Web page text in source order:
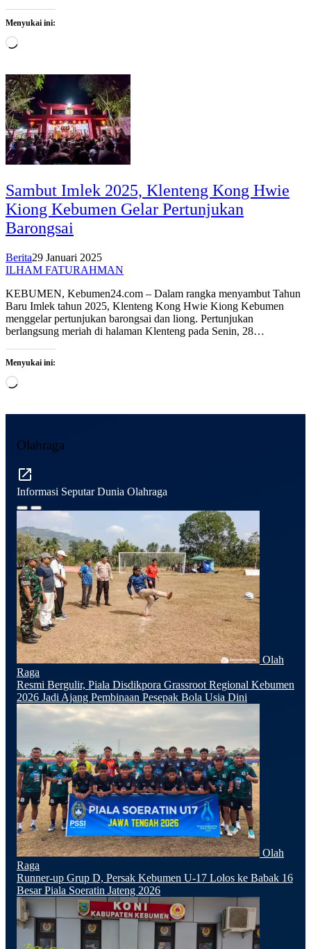
Menyukai ini:
Memuat...
Sambut Imlek 2025, Klenteng Kong Hwie
Kiong Kebumen Gelar Pertunjukan
Barongsai
Berita29 Januari 2025
ILHAM FATURAHMAN
KEBUMEN, Kebumen24.com – Dalam rangka menyambut Tahun
Baru Imlek tahun 2025, Klenteng Kong Hwie Kiong Kebumen
menggelar pertunjukan barongsai dan liong. Pertunjukan
berlangsung meriah di halaman Klenteng pada Senin, 28…
Menyukai ini:
Memuat...
Olahraga
Informasi Seputar Dunia Olahraga
Olah
Raga
Resmi Bergulir, Piala Disdikpora Grassroot Regional Kebumen
2026 Jadi Ajang Pembinaan Pesepak Bola Usia Dini
Olah
Raga
Runner-up Grup D, Persak Kebumen U-17 Lolos ke Babak 16
Besar Piala Soeratin Jateng 2026